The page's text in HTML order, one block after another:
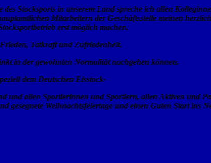
Stocksports in unserem Land spreche ich allen
Mitarbeitern der Geschäftsstelle meinen
erst möglich machen.
Tatkraft und Zufriedenheit.
in der gewohnten Normalität nachgehen können.
dem Deutschen Eisstock-
und allen Sportlerinnen und Sportlern, allen Aktiven und
gesegnete Weihnachtsfeiertage und einen Guten Start ins